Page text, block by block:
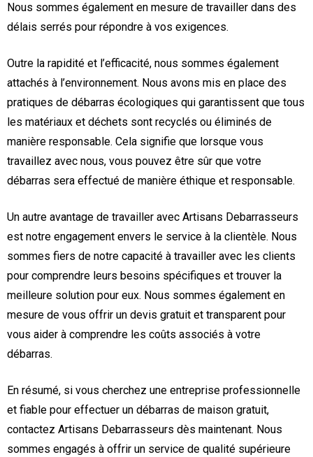
Nous sommes également en mesure de travailler dans des
délais serrés pour répondre à vos exigences.
Outre la rapidité et l’efficacité, nous sommes également
attachés à l’environnement. Nous avons mis en place des
pratiques de débarras écologiques qui garantissent que tous
les matériaux et déchets sont recyclés ou éliminés de
manière responsable. Cela signifie que lorsque vous
travaillez avec nous, vous pouvez être sûr que votre
débarras sera effectué de manière éthique et responsable.
Un autre avantage de travailler avec Artisans Debarrasseurs
est notre engagement envers le service à la clientèle. Nous
sommes fiers de notre capacité à travailler avec les clients
pour comprendre leurs besoins spécifiques et trouver la
meilleure solution pour eux. Nous sommes également en
mesure de vous offrir un devis gratuit et transparent pour
vous aider à comprendre les coûts associés à votre
débarras.
En résumé, si vous cherchez une entreprise professionnelle
et fiable pour effectuer un débarras de maison gratuit,
contactez Artisans Debarrasseurs dès maintenant. Nous
sommes engagés à offrir un service de qualité supérieure